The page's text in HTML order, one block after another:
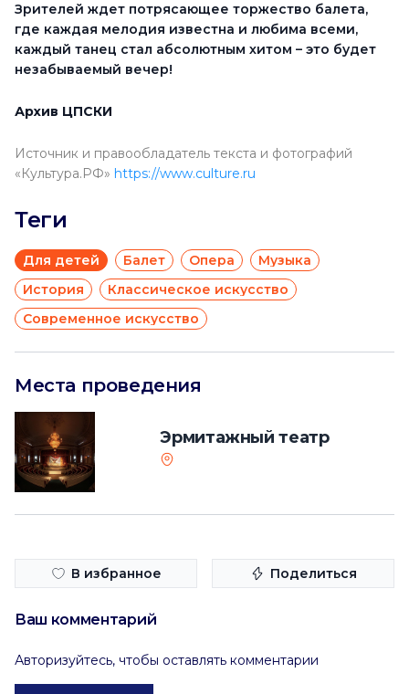
Зрителей ждет потрясающее торжество балета,
где каждая мелодия известна и любима всеми,
каждый танец стал абсолютным хитом – это будет
незабываемый вечер!
Архив ЦПСКИ
Источник и правообладатель текста и фотографий
«Культура.РФ» https://www.culture.ru
Теги
Для детей Балет Опера
Музыка
История
Классическое искусство
Современное искусство
Места проведения
Эрмитажный театр
В избранное Поделиться
Ваш комментарий
Авторизуйтесь, чтобы оставлять комментарии